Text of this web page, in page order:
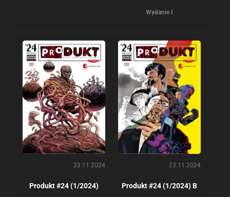
Wydanie I
23.11.2024
Produkt #24 (1/2024)
23.11.2024
Produkt #24 (1/2024) B